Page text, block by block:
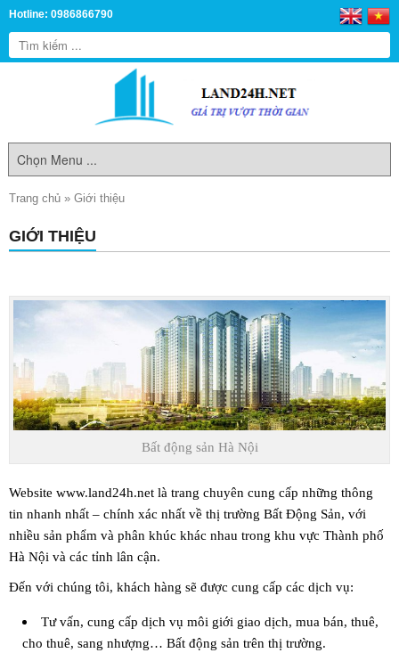
Hotline: 0986866790
Trang chủ » Giới thiệu
GIỚI THIỆU
Bất động sản Hà Nội
Website www.land24h.net là trang chuyên cung cấp những thông
tin nhanh nhất – chính xác nhất về thị trường Bất Động Sản, với
nhiều sản phẩm và phân khúc khác nhau trong khu vực Thành phố
Hà Nội và các tỉnh lân cận.
Đến với chúng tôi, khách hàng sẽ được cung cấp các dịch vụ:
Tư vấn, cung cấp dịch vụ môi giới giao dịch, mua bán, thuê,
cho thuê, sang nhượng… Bất động sản trên thị trường.